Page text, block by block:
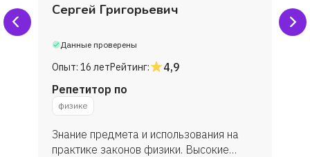
Сергей Григорьевич
Данные проверены
Опыт: 16 летРейтинг:
4,9
Репетитор по
физике
Знание предмета и использования на
практике законов физики. Высокие